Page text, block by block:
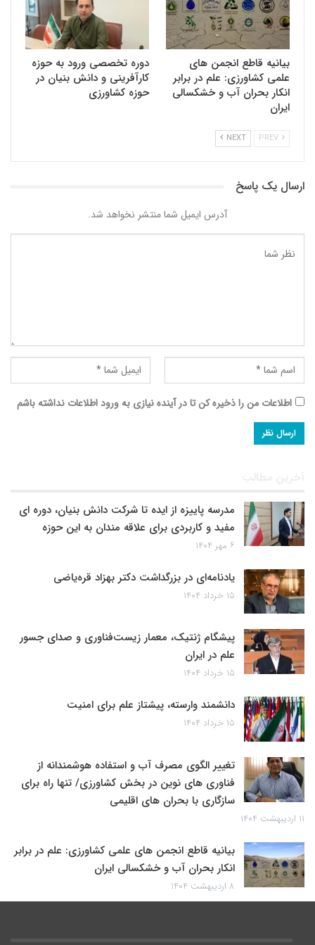
بیانیه قاطع انجمن های
علمی کشاورزی: علم در برابر
انکار بحران آب و خشکسالی
ایران
دوره تخصصی ورود به حوزه
کارآفرینی و دانش بنیان در
حوزه کشاورزی
NEXT
ارسال یک پاسخ
آدرس ایمیل شما منتشر نخواهد شد.
اطلاعات من را ذخیره کن تا در آینده نیازی به ورود اطلاعات نداشته باشم
آخرین مطالب
مدرسه پاییزه از ایده تا شرکت دانش بنیان، دوره ای
مفید و کاربردی برای علاقه مندان به این حوزه
۶ مهر ۱۴۰۴
یادنامه‌ای در بزرگداشت دکتر بهزاد قره‌یاضی
۱۵ خرداد ۱۴۰۴
پیشگام ژنتیک، معمار زیست‌فناوری و صدای جسور
علم در ایران
۱۵ خرداد ۱۴۰۴
دانشمند وارسته، پیشتاز علم برای امنیت
۱۵ خرداد ۱۴۰۴
تغییر الگوی مصرف آب و استفاده هوشمندانه از
فناوری های نوین در بخش کشاورزی/ تنها راه برای
سازگاری با بحران های اقلیمی
۱۱ اردیبهشت ۱۴۰۴
بیانیه قاطع انجمن های علمی کشاورزی: علم در برابر
انکار بحران آب و خشکسالی ایران
۸ اردیبهشت ۱۴۰۴